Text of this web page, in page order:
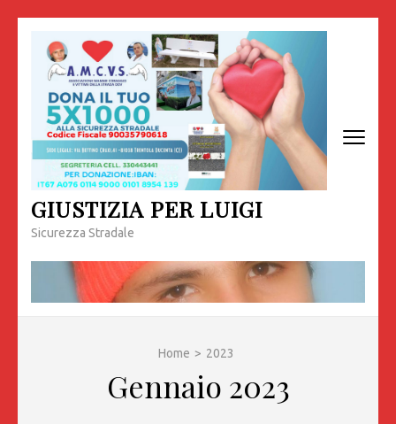
contenuto
(premi
invio)
GIUSTIZIA PER LUIGI
Sicurezza Stradale
Home > 2023
Gennaio 2023